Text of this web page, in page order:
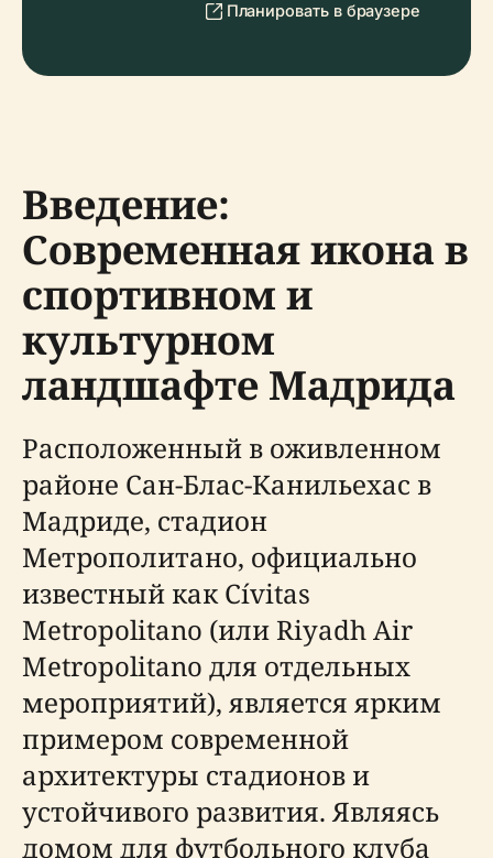
Планировать в браузере
Введение:
Современная икона в
спортивном и
культурном
ландшафте Мадрида
Расположенный в оживленном
районе Сан-Блас-Канильехас в
Мадриде, стадион
Метрополитано, официально
известный как Cívitas
Metropolitano (или Riyadh Air
Metropolitano для отдельных
мероприятий), является ярким
примером современной
архитектуры стадионов и
устойчивого развития. Являясь
домом для футбольного клуба